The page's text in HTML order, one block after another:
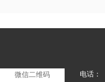
微信二维码
电话：